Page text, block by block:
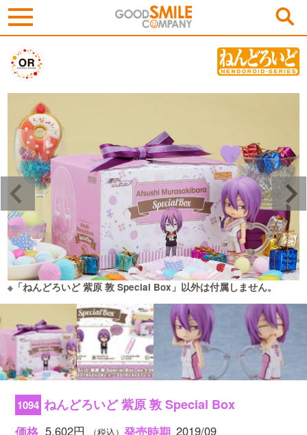
※「ねんどろいど 紫原 敦 Special Box」以外は付属しません。
1094 ねんどろいど 紫原 敦 Special Box
価格 5,602円 （税込） 発売時期 2019/09